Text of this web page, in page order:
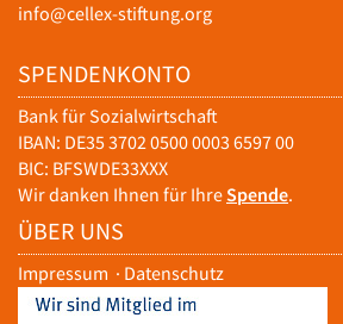
info@cellex-stiftung.org
SPENDENKONTO
Bank für Sozialwirtschaft
IBAN: DE35 3702 0500 0003 6597 00
BIC: BFSWDE33XXX
Wir danken Ihnen für IhreSpende.
ÜBER UNS
Impressum · Datenschutz